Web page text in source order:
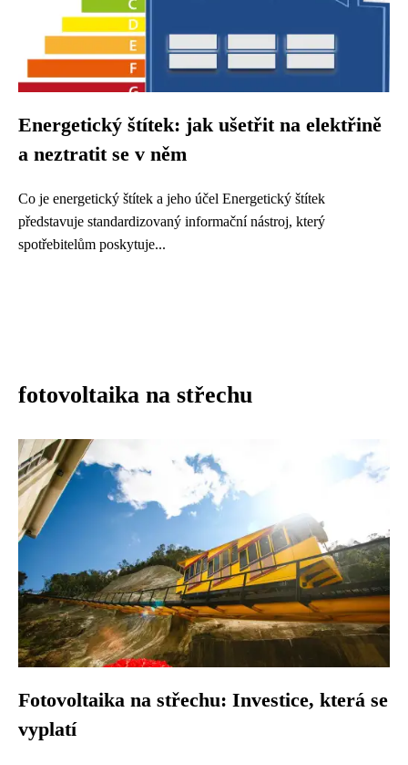
Energetický štítek: jak ušetřit na elektřině
a neztratit se v něm
Co je energetický štítek a jeho účel Energetický štítek
představuje standardizovaný informační nástroj, který
spotřebitelům poskytuje...
fotovoltaika na střechu
Fotovoltaika na střechu: Investice, která se
vyplatí